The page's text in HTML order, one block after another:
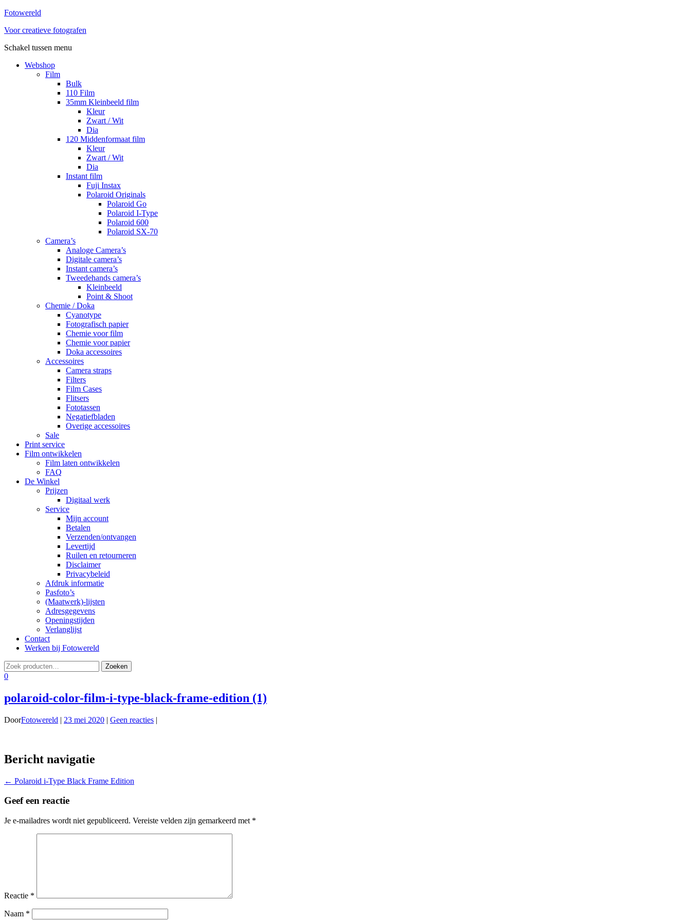
Fotowereld
Voor creatieve fotografen
Schakel tussen menu
Webshop
Film
Bulk
110 Film
35mm Kleinbeeld film
Kleur
Zwart / Wit
Dia
120 Middenformaat film
Kleur
Zwart / Wit
Dia
Instant film
Fuji Instax
Polaroid Originals
Polaroid Go
Polaroid I-Type
Polaroid 600
Polaroid SX-70
Camera’s
Analoge Camera’s
Digitale camera’s
Instant camera’s
Tweedehands camera’s
Kleinbeeld
Point & Shoot
Chemie / Doka
Cyanotype
Fotografisch papier
Chemie voor film
Chemie voor papier
Doka accessoires
Accessoires
Camera straps
Filters
Film Cases
Flitsers
Fototassen
Negatiefbladen
Overige accessoires
Sale
Print service
Film ontwikkelen
Film laten ontwikkelen
FAQ
De Winkel
Prijzen
Digitaal werk
Service
Mijn account
Betalen
Verzenden/ontvangen
Levertijd
Ruilen en retourneren
Disclaimer
Privacybeleid
Afdruk informatie
Pasfoto’s
(Maatwerk)-lijsten
Adresgegevens
Openingstijden
Verlanglijst
Contact
Werken bij Fotowereld
0
polaroid-color-film-i-type-black-frame-edition (1)
DoorFotowereld | 23 mei 2020 | Geen reacties |
Bericht navigatie
← Polaroid i-Type Black Frame Edition
Geef een reactie
Je e-mailadres wordt niet gepubliceerd. Vereiste velden zijn gemarkeerd met *
Reactie *
Naam *